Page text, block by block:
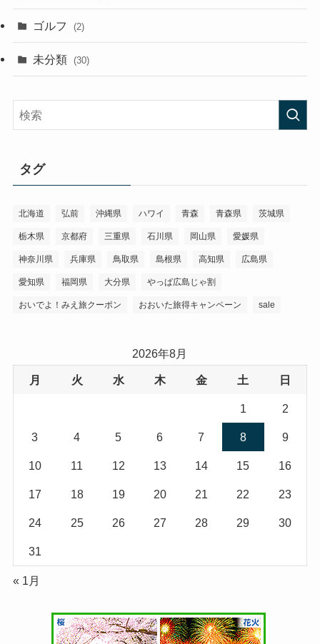
ゴルフ (2)
未分類 (30)
タグ
北海道 弘前 沖縄県 ハワイ 青森 青森県 茨城県
栃木県 京都府 三重県 石川県 岡山県 愛媛県
神奈川県 兵庫県 鳥取県 島根県 高知県 広島県
愛知県 福岡県 大分県 やっぱ広島じゃ割
おいでよ！みえ旅クーポン おおいた旅得キャンペーン sale
2026年8月
月 火 水 木 金 土 日
1 2
3 4 5 6 7 8 9
10 11 12 13 14 15 16
17 18 19 20 21 22 23
24 25 26 27 28 29 30
31
« 1月